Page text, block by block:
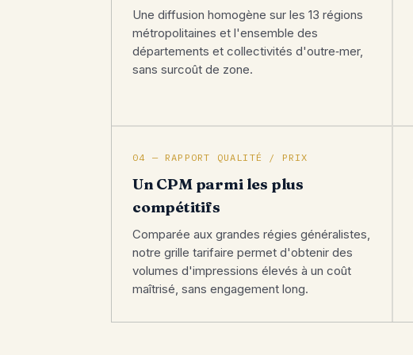
Une diffusion homogène sur les 13 régions
métropolitaines et l'ensemble des
départements et collectivités d'outre‑mer,
sans surcoût de zone.
04 — RAPPORT QUALITÉ / PRIX
Un CPM parmi les plus
compétitifs
Comparée aux grandes régies généralistes,
notre grille tarifaire permet d'obtenir des
volumes d'impressions élevés à un coût
maîtrisé, sans engagement long.